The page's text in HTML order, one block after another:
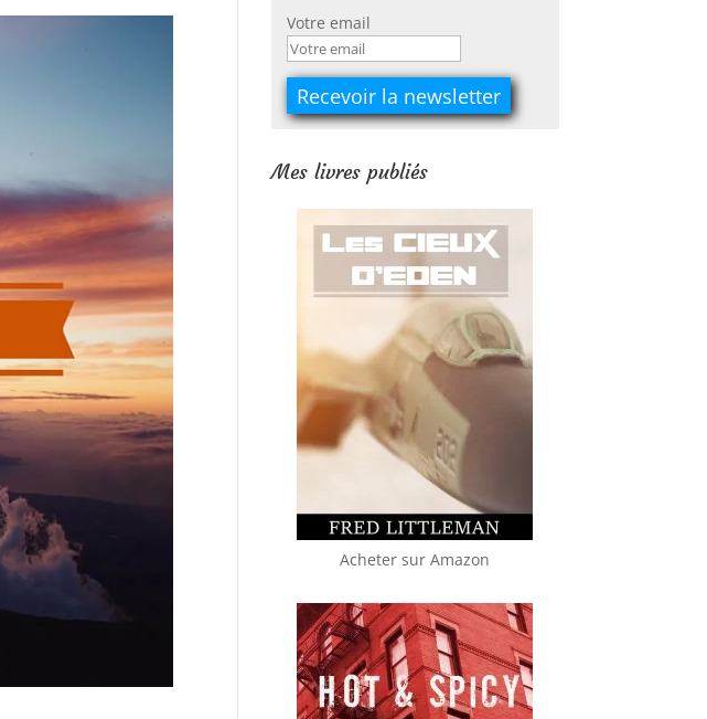
Votre email
Mes livres publiés
Acheter sur Amazon